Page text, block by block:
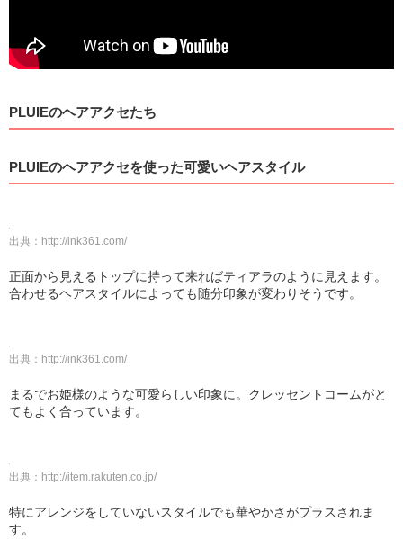
PLUIEのヘアアクセたち
PLUIEのヘアアクセを使った可愛いヘアスタイル
出典： http://ink361.com/
正面から見えるトップに持って来ればティアラのように見えます。
合わせるヘアスタイルによっても随分印象が変わりそうです。
出典： http://ink361.com/
まるでお姫様のような可愛らしい印象に。クレッセントコームがと
てもよく合っています。
出典： http://item.rakuten.co.jp/
特にアレンジをしていないスタイルでも華やかさがプラスされま
す。